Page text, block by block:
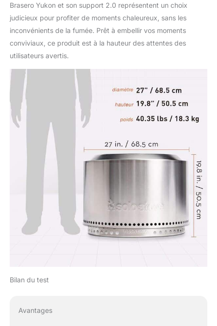
Brasero Yukon et son support 2.0 représentent un choix
judicieux pour profiter de moments chaleureux, sans les
inconvénients de la fumée. Prêt à embellir vos moments
conviviaux, ce produit est à la hauteur des attentes des
utilisateurs avertis.
Bilan du test
Avantages